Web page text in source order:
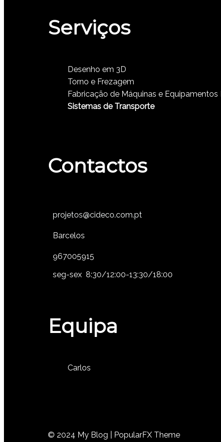
Serviços
Desenho em 3D
Torno e Frezagem
Fabricação de Máquinas e Equipamentos
Sistemas de Transporte
Contactos
projetos@cideco.com.pt
Barcelos
967005915
seg-sex 8:30/12:00-13:30/18:00
Equipa
Carlos
© 2024 My Blog | PopularFX Theme